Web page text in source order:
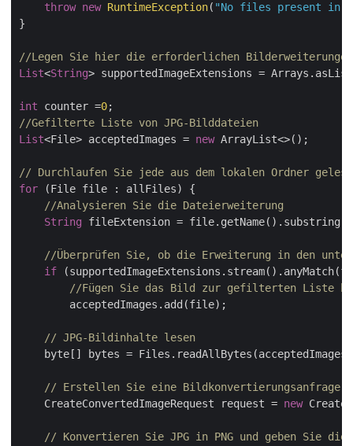
throw new RuntimeException( "No files present in
}
//Legen Sie hier die erforderlichen
List<String> supportedImageExtensions =
int counter =0
//Gefilterte Liste von JPG-Bilddateien
List<File> acceptedImages = new ArrayList<>();
for (File file : allFiles) {
//Analysieren Sie die Dateierweiterung
String fileExtension =
//Überprüfen Sie, ob die Erweiterung in den
if
//Fügen Sie das Bild zur gefilterten Liste
// JPG-Bildinhalte lesen
byte[] bytes =
// Erstellen Sie eine Bildkonvertierungsanfrage
    CreateConvertedImageRequest request =
new
// Konvertieren Sie JPG in PNG und geben Sie